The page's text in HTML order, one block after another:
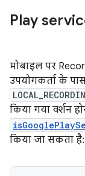
Play
मोबाइल पर
उपयोगकर्ता के
किया गया वर्शन
किया जा सकता है: